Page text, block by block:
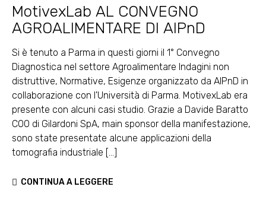
MotivexLab AL CONVEGNO
AGROALIMENTARE DI AIPnD
Si è tenuto a Parma in questi giorni il 1° Convegno
Diagnostica nel settore Agroalimentare Indagini non
distruttive, Normative, Esigenze organizzato da AIPnD in
collaborazione con l'Università di Parma. MotivexLab era
presente con alcuni casi studio. Grazie a Davide Baratto
COO di Gilardoni SpA, main sponsor della manifestazione,
sono state presentate alcune applicazioni della
tomografia industriale [...]
CONTINUA A LEGGERE